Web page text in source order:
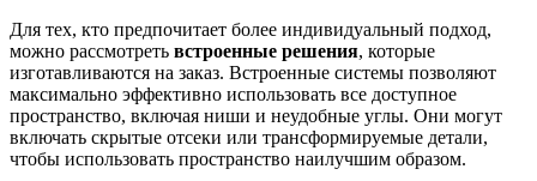
Для тех, кто предпочитает более индивидуальный подход,
можно рассмотреть встроенные решения, которые
изготавливаются на заказ. Встроенные системы позволяют
максимально эффективно использовать все доступное
пространство, включая ниши и неудобные углы. Они могут
включать скрытые отсеки или трансформируемые детали,
чтобы использовать пространство наилучшим образом.